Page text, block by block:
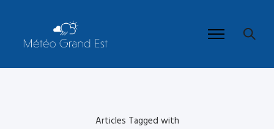
Articles Tagged with